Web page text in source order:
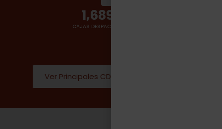
2,000,000
CAJAS DESPACHADAS POR DÍA
Ver Principales CD Donde operamos